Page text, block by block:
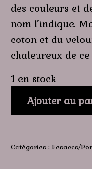
des couleurs et
nom l’indique.
coton et du
chaleureux de
1 en stock
Ajouter au
Catégories :Besaces/